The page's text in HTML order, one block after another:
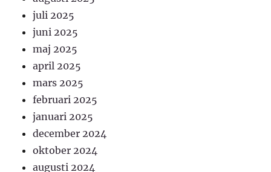
juli 2025
juni 2025
maj 2025
april 2025
mars 2025
februari 2025
januari 2025
december 2024
oktober 2024
augusti 2024